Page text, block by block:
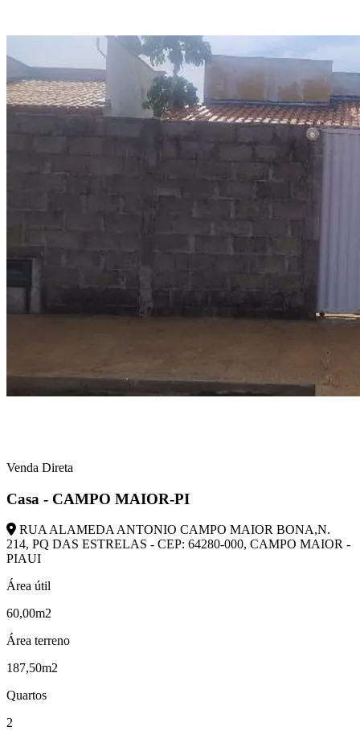
Venda Direta
Casa - CAMPO MAIOR-PI
RUA ALAMEDA ANTONIO CAMPO MAIOR BONA,N.
214, PQ DAS ESTRELAS - CEP: 64280-000, CAMPO MAIOR -
PIAUI
Área útil
60,00m2
Área terreno
187,50m2
Quartos
2